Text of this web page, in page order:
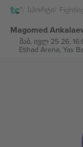
Სპორტი
შაბ, ივლ 25 26,
Etihad Arena, Yas